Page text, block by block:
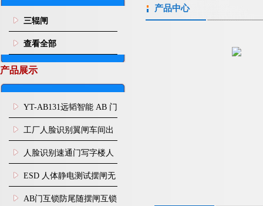
三辊闸
查看全部
产品展示
YT-AB131远韬智能 AB 门
闸机双通道互锁防尾随闸
机
工厂人脸识别翼闸车间出
入口人行通道门禁
人脸识别速通门写字楼人
行通道闸门禁设备
ESD 人体静电测试摆闸无
尘车间防静电闸机
AB门互锁防尾随摆闸互锁
产品中心